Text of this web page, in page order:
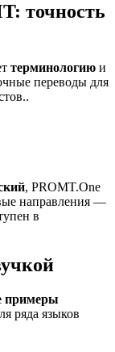
точность
терминологию и
переводы для
, PROMT.One
направления —
в
примеры
ряда языков